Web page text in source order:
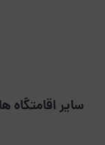
سایر اقامتگاه